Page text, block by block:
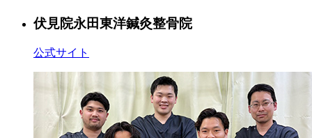
伏見院永田東洋鍼灸整骨院
公式サイト